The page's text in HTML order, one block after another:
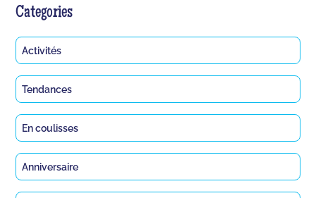
Categories
Activités
Tendances
En coulisses
Anniversaire